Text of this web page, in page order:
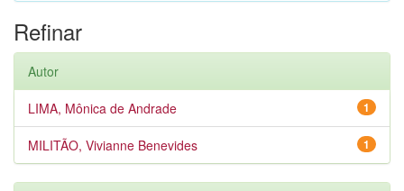
Refinar
Autor
1
LIMA, Mônica de Andrade
1
MILITÃO, Vivianne Benevides